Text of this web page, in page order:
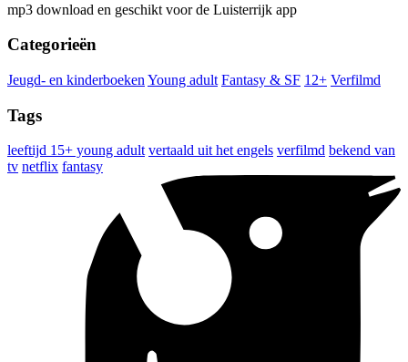
mp3 download en geschikt voor de Luisterrijk app
Categorieën
Jeugd- en kinderboeken Young adult Fantasy & SF 12+ Verfilmd
Tags
leeftijd 15+ young adult vertaald uit het engels verfilmd bekend van
tv netflix fantasy